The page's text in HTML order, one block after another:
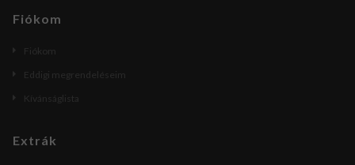
Fiókom
Fiókom
Eddigi megrendeléseim
Kívánságlista
Extrák